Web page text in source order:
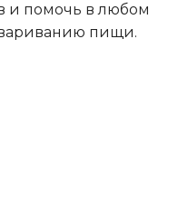
и помочь в любом
пищи.